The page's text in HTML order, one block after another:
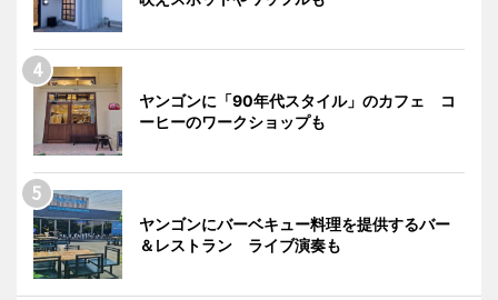
ヤンゴンに「90年代スタイル」のカフェ コ
ーヒーのワークショップも
ヤンゴンにバーベキュー料理を提供するバー
＆レストラン ライブ演奏も